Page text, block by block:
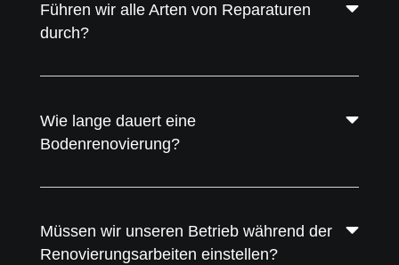
Führen wir alle Arten von Reparaturen
durch?
Wie lange dauert eine
Bodenrenovierung?
Müssen wir unseren Betrieb während der
Renovierungsarbeiten einstellen?